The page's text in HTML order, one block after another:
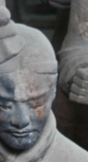
DAL 2004